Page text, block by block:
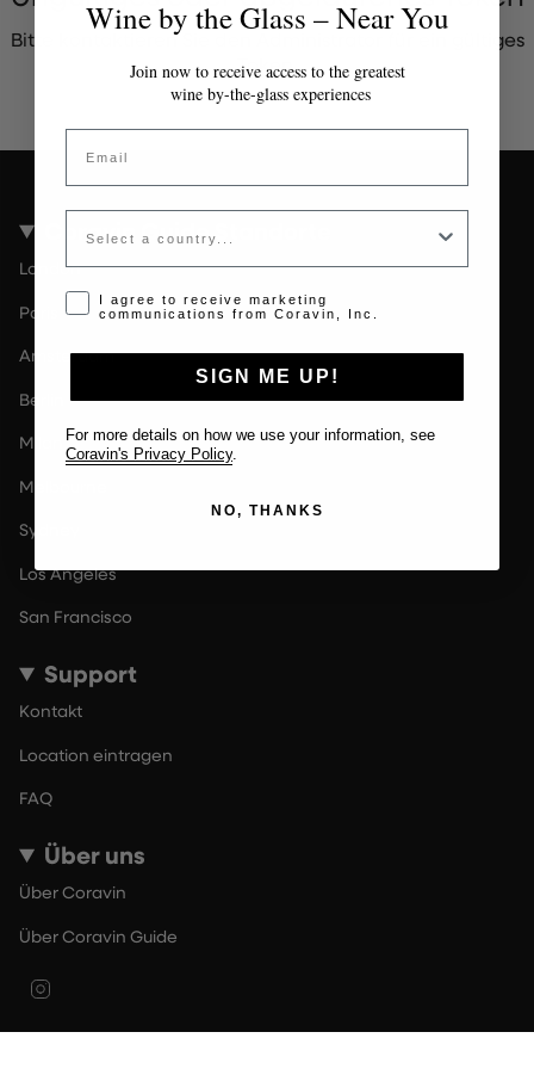
Bitte kontaktieren Sie den Administrator für ein gültiges
Token.
Coravin Guide Standorte
London
Paris
Amsterdam
Berlin
Milan
Melbourne
Sydney
Los Angeles
San Francisco
Support
Kontakt
Location eintragen
FAQ
Über uns
Über Coravin
Über Coravin Guide
Wine by the Glass – Near You
Join now to receive access to the greatest
wine by-the-glass experiences
Email
Country
Opt-in disclaimer
I agree to receive marketing
communications from Coravin, Inc.
SIGN ME UP!
For more details on how we use your information, see
Coravin's Privacy Policy
NO, THANKS